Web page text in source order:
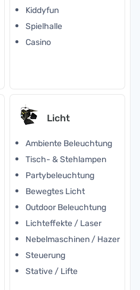
Kiddyfun
Spielhalle
Casino
Licht
Ambiente Beleuchtung
Tisch- & Stehlampen
Partybeleuchtung
Bewegtes Licht
Outdoor Beleuchtung
Lichteffekte / Laser
Nebelmaschinen / Hazer
Steuerung
Stative / Lifte